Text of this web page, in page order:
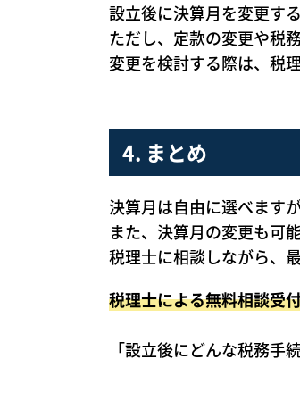
設立後に決算月を変更す
ただし、定款の変更や税
変更を検討する際は、税
4. まとめ
決算月は自由に選べます
また、決算月の変更も可
税理士に相談しながら、
税理士による無料相談受
「設立後にどんな税務